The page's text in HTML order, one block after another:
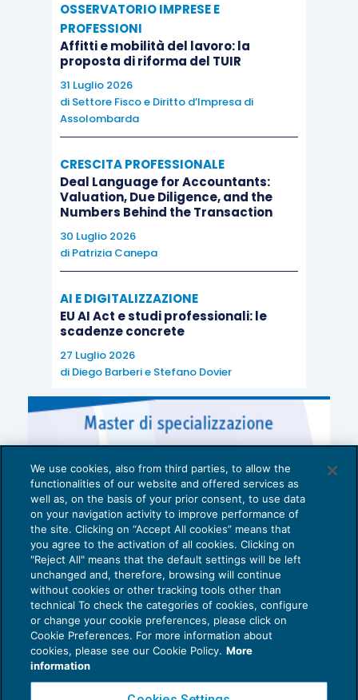
OSSERVATORIO IMPRESE E
PROFESSIONI
Affitti e mobilità del lavoro: la
proposta di riforma del TUIR
31 Luglio 2026
di Settore Fisco e Diritto d’Impresa di
Assolombarda
CRESCITA PROFESSIONALE
Deal Language for Accountants:
Valuation, Due Diligence, and the
Numbers Behind the Transaction
30 Luglio 2026
di Patrizia Canepa
AI E DIGITALIZZAZIONE
EU AI Act e studi professionali: le
scadenze concrete
27 Luglio 2026
di Diego Barberie Stefano Dovier
Privacy Policy
Cookie Policy
We use cookies, also from third parties, to allow the
functionalities of our website and offered services as
well as, on the basis of your prior consent, to use data
on your navigation activity to improve performance of
the site. Clicking on “Accept All cookies” means that
you agree to the activation of all cookies. Clicking on
"Reject All" means that the default settings will be left
unchanged and, therefore, browsing will continue
without cookies or other tracking tools other than
technical To check the categories of cookies, configure
or change your cookie preferences, please click on
Cookie Preferences. For more information about
cookies, please see our Cookie Policy. More
information